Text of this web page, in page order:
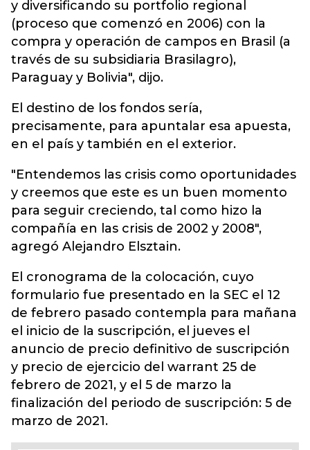
y diversificando su portfolio regional
(proceso que comenzó en 2006) con la
compra y operación de campos en Brasil (a
través de su subsidiaria Brasilagro),
Paraguay y Bolivia", dijo.
El destino de los fondos sería,
precisamente, para apuntalar esa apuesta,
en el país y también en el exterior.
"Entendemos las crisis como oportunidades
y creemos que este es un buen momento
para seguir creciendo, tal como hizo la
compañía en las crisis de 2002 y 2008",
agregó Alejandro Elsztain.
El cronograma de la colocación, cuyo
formulario fue presentado en la SEC el 12
de febrero pasado contempla para mañana
el inicio de la suscripción, el jueves el
anuncio de precio definitivo de suscripción
y precio de ejercicio del warrant 25 de
febrero de 2021, y el 5 de marzo la
finalización del periodo de suscripción: 5 de
marzo de 2021.